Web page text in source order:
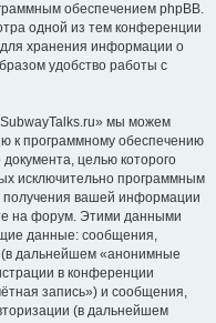
обеспечением phpBB.
одной из тем конференции
для хранения информации о
удобство работы с
мы можем
к программному обеспечению
целью которого
исключительно программным
получения вашей информации
на форум. Этими данными
данные: сообщения,
дальнейшем «анонимные
в конференции
запись») и сообщения,
(в дальнейшем